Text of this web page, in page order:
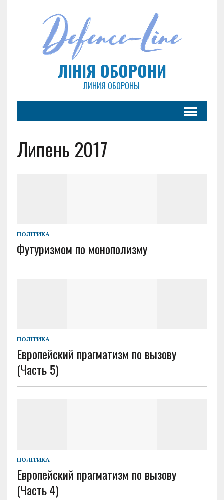
ЛІНІЯ ОБОРОНИ
ЛИНИЯ ОБОРОНЫ
Липень 2017
ПОЛІТИКА
Футуризмом по монополизму
ПОЛІТИКА
Европейский прагматизм по вызову
(Часть 5)
ПОЛІТИКА
Европейский прагматизм по вызову
(Часть 4)